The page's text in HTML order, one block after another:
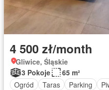
4 500 zł/month
Gliwice, Śląskie
3 Pokoje
65 m²
Ogród
Taras Parking